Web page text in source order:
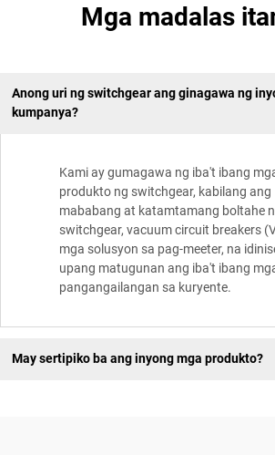
Mga madalas
Anong uri ng switchgear ang ginagawa ng
kumpanya?
Kami ay gumagawa ng iba't ibang
produkto ng switchgear, kabilang ang
mababang at katamtamang boltahe
switchgear, vacuum circuit breakers
mga solusyon sa pag-meeter, na
upang matugunan ang iba't ibang
pangangailangan sa kuryente.
May sertipiko ba ang inyong mga produkto?